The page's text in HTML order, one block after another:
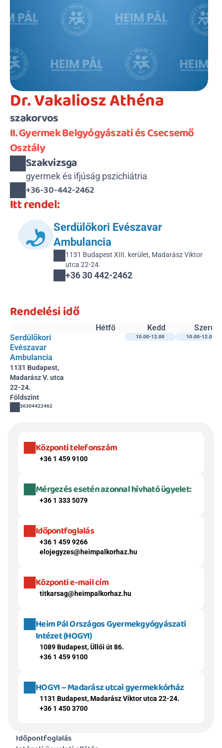
Dr. Vakaliosz Athéna
szakorvos
II. Gyermek Belgyógyászati és Csecsemő
Osztály
Szakvizsga
gyermek és ifjúság pszichiátria
+36-30-442-2462
Itt rendel:
Serdülőkori Evészavar
Ambulancia
1131 Budapest XIII. kerület, Madarász Viktor
utca 22-24.
+36 30 442-2462
Rendelési idő
Hétfő Kedd
Szerda
Serdülõkori
Evészavar
Ambulancia
1131 Budapest,
Madarász V. utca
22-24.
Földszint
36304422462
10.00-12.00 10.00-12.00
Központi telefonszám
+36 1 459 9100
Mérgezés esetén azonnal hívható ügyelet:
+36 1 333 5079
Időpontfoglalás
+36 1 459 9266
elojegyzes@heimpalkorhaz.hu
Központi e-mail cím
titkarsag@heimpalkorhaz.hu
Heim Pál Országos Gyermekgyógyászati
Intézet (HOGYI)
1089 Budapest, Üllői út 86.
+36 1 459 9100
HOGYI – Madarász utcai gyermekkórház
1131 Budapest, Madarász Viktor utca 22-24.
+36 1 450 3700
Időpontfoglalás